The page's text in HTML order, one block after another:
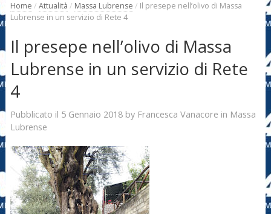
Home / Attualità / Massa Lubrense / Il presepe nell’olivo di Massa
Lubrense in un servizio di Rete 4
Il presepe nell’olivo di Massa
Lubrense in un servizio di Rete
4
Pubblicato il 5 Gennaio 2018by Francesca Vanacore in Massa
Lubrense